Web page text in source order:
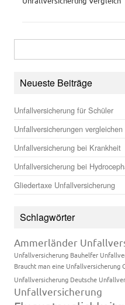
nach:
Neueste Beiträge
Unfallversicherung für Schüler
Unfallversicherungen vergleichen
Unfallversicherung bei Krankheit
Unfallversicherung bei
Gliedertaxe Unfallversicherung
Schlagwörter
Ammerländer
Unfallversicherung Bauhelfer
Braucht man eine Unfallversicherung
Unfallversicherung Deutsche
Unfallversicherung